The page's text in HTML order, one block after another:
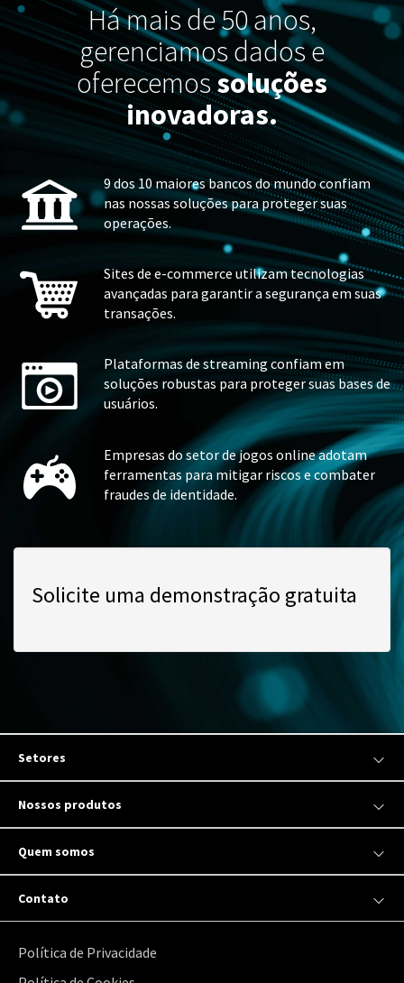
Há mais de 50 anos,
gerenciamos dados e
oferecemossoluções
inovadoras.
9 dos 10 maiores bancos do mundo confiam
nas nossas soluções para proteger suas
operações.
Sites de e-commerce utilizam tecnologias
avançadas para garantir a segurança em suas
transações.
Plataformas de streaming confiam em
soluções robustas para proteger suas bases de
usuários.
Empresas do setor de jogos online adotam
ferramentas para mitigar riscos e combater
fraudes de identidade.
Solicite uma demonstração gratuita
Setores
Nossos produtos
Quem somos
Contato
Política de Privacidade